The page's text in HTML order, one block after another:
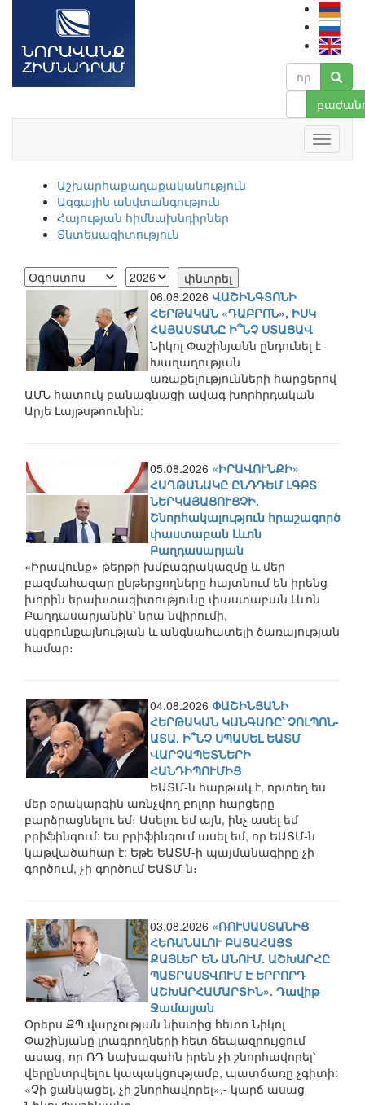
Աշխարհաքաղաքականություն
Ազգային անվտանգություն
Հայության հիմնախնդիրներ
Տնտեսագիտություն
06.08.2026 ՎԱՇԻՆԳՏՈՆԻ
ՀԵՐԹԱԿԱՆ «ԴԱԲՐՈՆ», ԻՍԿ
ՀԱՅԱՍՏԱՆԸ Ի՞ՆՉ ՍՏԱՑԱՎ
Նիկոլ Փաշինյանն ընդունել է
Խաղաղության
առաքելությունների հարցերով
ԱՄՆ հատուկ բանագնացի ավագ խորհրդական
Արյե Լայթսթոունին:
05.08.2026 «ԻՐԱՎՈՒՆՔԻ»
ՀԱՂԹԱՆԱԿԸ ԸՆԴԴԵՄ ԼԳԲՏ
ՆԵՐԿԱՅԱՑՈՒՑՉԻ.
Շնորհակալություն հրաշագործ
փաստաբան Լևոն
Բաղդասարյան
«Իրավունք» թերթի խմբագրակազմը և մեր
բազմահազար ընթերցողները հայտնում են իրենց
խորին երախտագիտությունը փաստաբան Լևոն
Բաղդասարյանին՝ նրա նվիրումի,
սկզբունքայնության և անգնահատելի ծառայության
համար։
04.08.2026 ՓԱՇԻՆՅԱՆԻ
ՀԵՐԹԱԿԱՆ ԿԱՆԳԱՌԸ՝ ՉՈԼՊՈՆ-
ԱՏԱ. Ի՞ՆՉ ՍՊԱՍԵԼ ԵԱՏՄ
ՎԱՐՉԱՊԵՏՆԵՐԻ
ՀԱՆԴԻՊՈՒՄԻՑ
ԵԱՏՄ-ն հարթակ է, որտեղ ես
մեր օրակարգին առնչվող բոլոր հարցերը
բարձրացնելու եմ։ Ասելու եմ այն, ինչ ասել եմ
բրիֆինգում: Ես բրիֆինգում ասել եմ, որ ԵԱՏՄ-ն
կաթվածահար է: Եթե ԵԱՏՄ-ի պայմանագիրը չի
գործում, չի գործում ԵԱՏՄ-ն։
03.08.2026 «ՌՈՒՍԱՍՏԱՆԻՑ
ՀԵՌԱՆԱԼՈՒ ԲԱՑԱՀԱՅՏ
ՔԱՅԼԵՐ ԵՆ ԱՆՈՒՄ. ԱՇԽԱՐՀԸ
ՊԱՏՐԱՍՏՎՈՒՄ Է ԵՐՐՈՐԴ
ԱՇԽԱՐՀԱՄԱՐՏԻՆ». Դավիթ
Ջամալյան
Օրերս ՔՊ վարչության նիստից հետո Նիկոլ
Փաշինյանը լրագրողների հետ ճեպազրույցում
ասաց, որ ՌԴ նախագահն իրեն չի շնորհավորել՝
վերընտրվելու կապակցությամբ, պատճառը չգիտի:
«Չի ցանկացել, չի շնորհավորել»,- կարճ ասաց